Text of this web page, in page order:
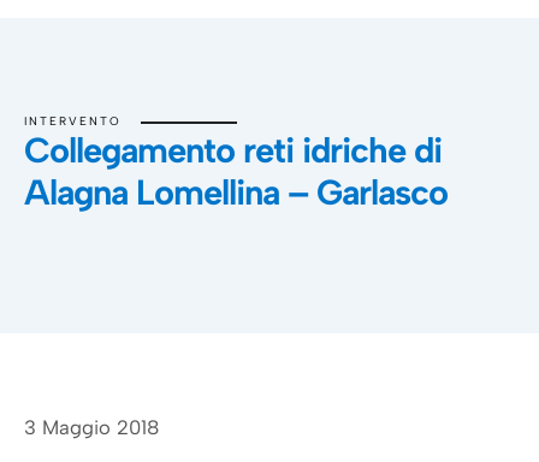
INTERVENTO
Collegamento reti idriche di
Alagna Lomellina – Garlasco
3 Maggio 2018